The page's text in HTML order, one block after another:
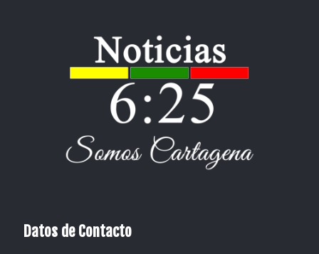
Datos de Contacto